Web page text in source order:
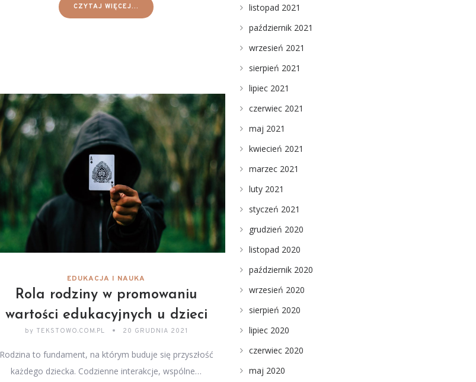
CZYTAJ WIĘCEJ...
EDUKACJA I NAUKA
Rola rodziny w promowaniu
wartości edukacyjnych u dzieci
by TEKSTOWO.COM.PL 20 GRUDNIA 2021
Rodzina to fundament, na którym buduje się przyszłość
każdego dziecka. Codzienne interakcje, wspólne…
listopad 2021
październik 2021
wrzesień 2021
sierpień 2021
lipiec 2021
czerwiec 2021
maj 2021
kwiecień 2021
marzec 2021
luty 2021
styczeń 2021
grudzień 2020
listopad 2020
październik 2020
wrzesień 2020
sierpień 2020
lipiec 2020
czerwiec 2020
maj 2020